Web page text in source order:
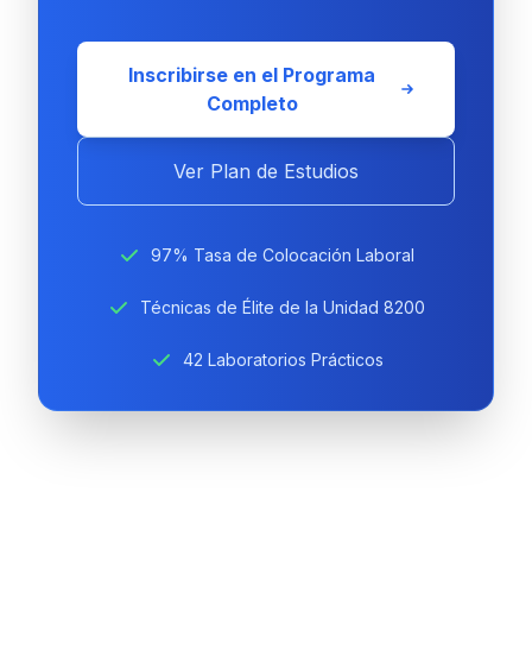
Inscribirse en el Programa
Completo
Ver Plan de Estudios
97% Tasa de Colocación Laboral
Técnicas de Élite de la Unidad 8200
42 Laboratorios Prácticos